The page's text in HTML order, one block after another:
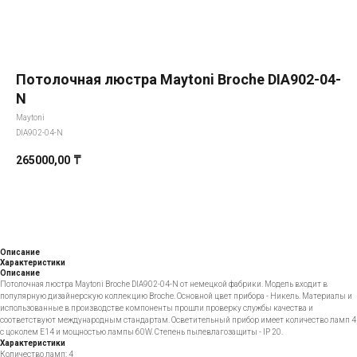
Потолочная люстра Maytoni Broche DIA902-04-
N
Maytoni
DIA902-04-N
265000,00 ₸
Описание
Характеристики
Описание
Потолочная люстра Maytoni Broche DIA902-04-N от немецкой фабрики. Модель входит в
популярную дизайнерскую коллекцию Broche. Основной цвет прибора - Никель. Материалы и
использованные в производстве компоненты прошли проверку службы качества и
соответствуют международным стандартам. Осветительный прибор имеет количество ламп 4
с цоколем E14 и мощностью лампы 60W. Степень пылевлагозащиты - IP 20.
Характеристики
Количество ламп: 4